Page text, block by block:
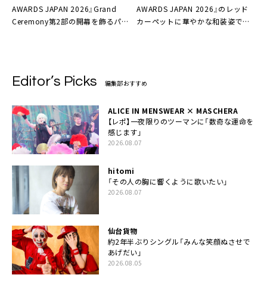
AWARDS JAPAN 2026』Grand
Ceremony第2部の開幕を飾るパフ
AWARDS JAPAN 2026』のレッド
カーペットに華やかな和装姿でサ
Editor’s Picks 編集部おすすめ
ALICE IN MENSWEAR × MASCHERA
【レポ】一夜限りのツーマンに「数奇な運命を
感じます」
2026.08.07
hitomi
「その人の胸に響くように歌いたい」
2026.08.07
仙台貨物
約2年半ぶりシングル「みんな笑顔ぬさせで
あげだい」
2026.08.05